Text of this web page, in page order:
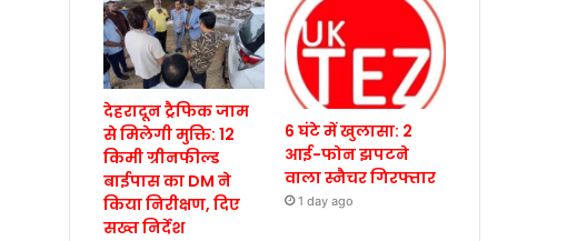
देहरादून ट्रैफिक जाम
से मिलेगी मुक्ति: 12
किमी ग्रीनफील्ड
बाईपास का DM ने
किया निरीक्षण, दिए
सख्त निर्देश
6 घंटे में खुलासा: 2
आई-फोन झपटने
वाला स्नैचर गिरफ्तार
1 day ago